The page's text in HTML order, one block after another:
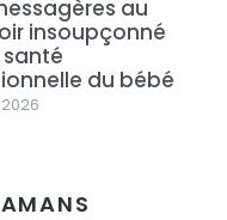
au
insoupçonné
santé
du bébé